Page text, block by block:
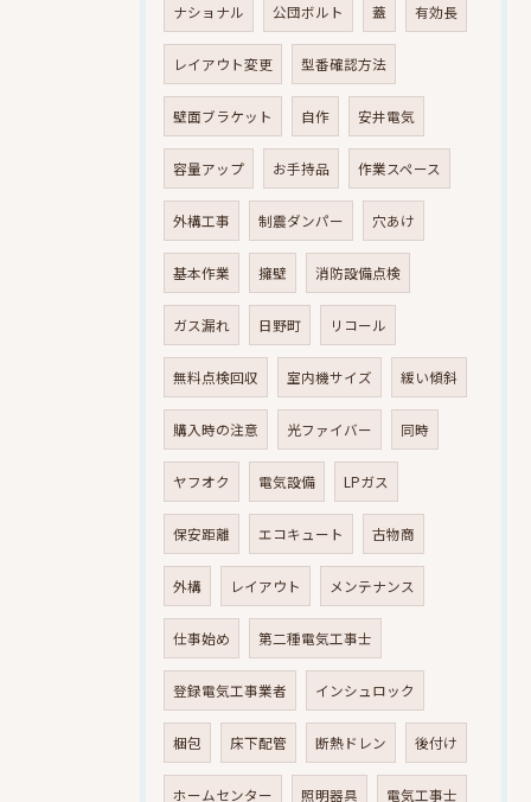
ナショナル 公団ボルト 蓋 有効長
レイアウト変更 型番確認方法
壁面ブラケット 自作 安井電気
容量アップ お手持品 作業スペース
外構工事 制震ダンパー 穴あけ
基本作業 擁壁 消防設備点検
ガス漏れ 日野町 リコール
無料点検回収 室内機サイズ 緩い傾斜
購入時の注意 光ファイバー 同時
ヤフオク 電気設備 LPガス
保安距離 エコキュート 古物商
外構 レイアウト メンテナンス
仕事始め 第二種電気工事士
登録電気工事業者 インシュロック
梱包 床下配管 断熱ドレン 後付け
ホームセンター 照明器具 電気工事士